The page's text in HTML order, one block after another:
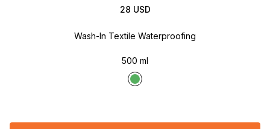
28 USD
Wash-In Textile Waterproofing
500 ml